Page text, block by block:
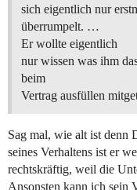
sich eigentlich nur
überrumpelt. …
Er wollte eigentlich
nur wissen was ihm
beim
Vertrag ausfüllen
Sag mal, wie alt ist denn
seines Verhaltens ist er
rechtskräftig, weil die
Ansonsten kann ich sein